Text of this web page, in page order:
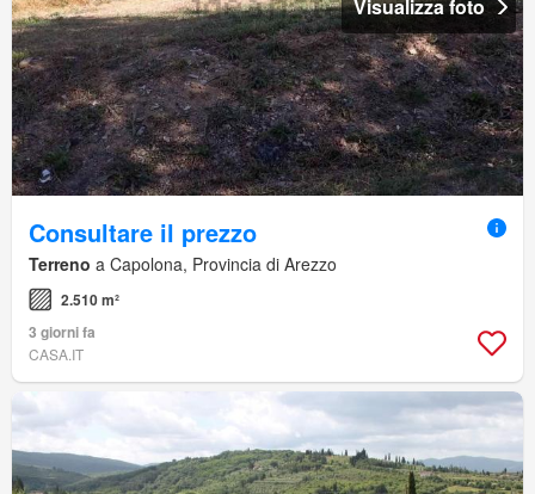
Visualizza foto
Consultare il prezzo
Terreno a Capolona, Provincia di Arezzo
2.510 m²
3 giorni fa
CASA.IT